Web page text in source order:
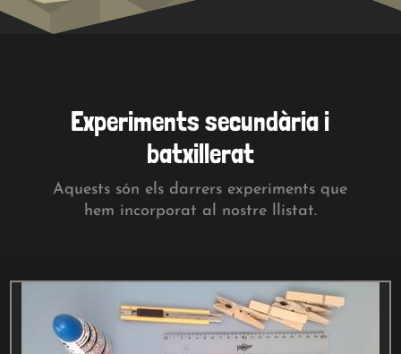
Experiments secundària i
batxillerat
Aquests són els darrers experiments que
hem incorporat al nostre llistat.